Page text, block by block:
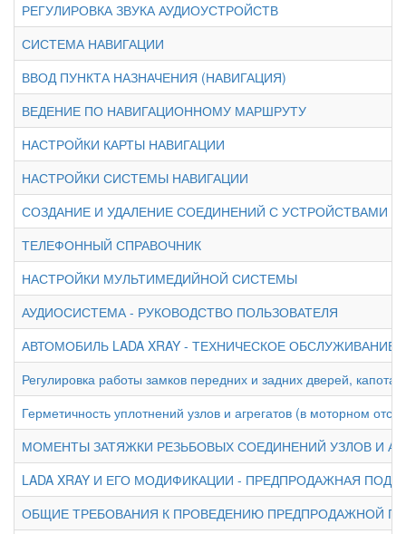
РЕГУЛИРОВКА ЗВУКА АУДИОУСТРОЙСТВ
СИСТЕМА НАВИГАЦИИ
ВВОД ПУНКТА НАЗНАЧЕНИЯ (НАВИГАЦИЯ)
ВЕДЕНИЕ ПО НАВИГАЦИОННОМУ МАРШРУТУ
НАСТРОЙКИ КАРТЫ НАВИГАЦИИ
НАСТРОЙКИ СИСТЕМЫ НАВИГАЦИИ
СОЗДАНИЕ И УДАЛЕНИЕ СОЕДИНЕНИЙ С УСТРОЙСТВАМИ
ТЕЛЕФОННЫЙ СПРАВОЧНИК
НАСТРОЙКИ МУЛЬТИМЕДИЙНОЙ СИСТЕМЫ
АУДИОСИСТЕМА - РУКОВОДСТВО ПОЛЬЗОВАТЕЛЯ
АВТОМОБИЛЬ LADA XRAY - ТЕХНИЧЕСКОЕ
Регулировка работы замков передних и задних дверей,
Герметичность уплотнений узлов и агрегатов (в моторном
МОМЕНТЫ ЗАТЯЖКИ РЕЗЬБОВЫХ СОЕДИНЕНИЙ УЗЛОВ И
LADA XRAY И ЕГО МОДИФИКАЦИИ - ПРЕДПРОДАЖНАЯ
ОБЩИЕ ТРЕБОВАНИЯ К ПРОВЕДЕНИЮ ПРЕДПРОДАЖНОЙ